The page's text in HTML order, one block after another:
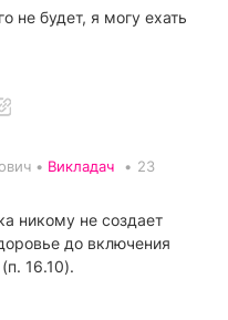
не будет, я могу ехать
• Викладач • 23
никому не создает
до включения
16.10).